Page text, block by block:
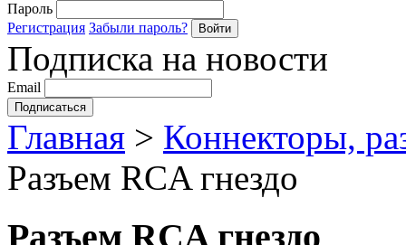
Пароль
Регистрация Забыли пароль?
Подписка на новости
Email
Главная > Коннекторы,
Разъем RCA гнездо
Разъем RCA гнездо